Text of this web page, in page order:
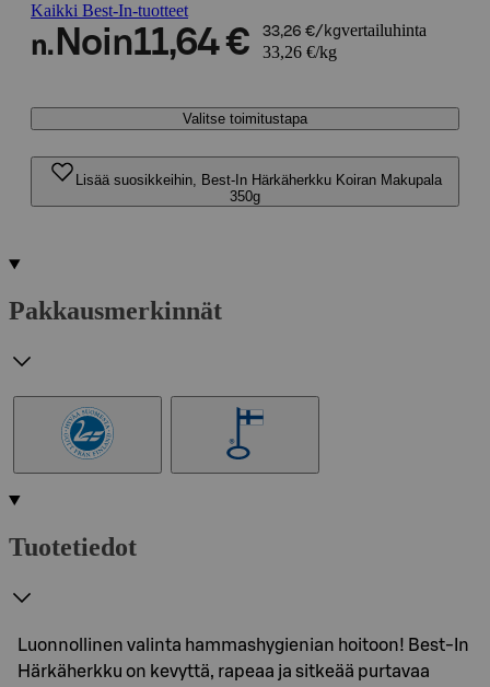
Kaikki Best-In-tuotteet
n. Noin11,64 € 33,26 €/kgvertailuhinta
33,26 €/kg
Valitse toimitustapa
Lisää suosikkeihin, Best-In Härkäherkku Koiran Makupala
350g
Pakkausmerkinnät
Tuotetiedot
Luonnollinen valinta hammashygienian hoitoon! Best-In
Härkäherkku on kevyttä, rapeaa ja sitkeää purtavaa